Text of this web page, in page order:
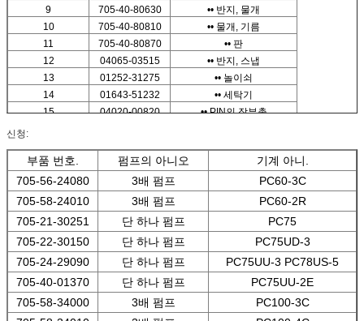
9
705-40-80630
•• 반지, 물개
10
705-40-80810
•• 물개, 기름
11
705-40-80870
•• 판
12
04065-03515
•• 반지, 스냅
13
01252-31275
•• 놀이쇠
14
01643-51232
•• 세탁기
15
04020-00820
•• PIN의 장부촉
신청:
부품 번호. 펌프의 아니오
기계 아니.
705-56-24080
3배 펌프
PC60-3C
705-58-24010
3배 펌프
PC60-2R
705-21-30251
단 하나 펌프
PC75
705-22-30150
단 하나 펌프
PC75UD-3
705-24-29090
단 하나 펌프
PC75UU-3 PC78US-5
705-40-01370
단 하나 펌프
PC75UU-2E
705-58-34000
3배 펌프
PC100-3C